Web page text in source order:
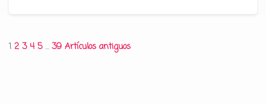
Paginación
1 2 3 4 5 … 39 Artículos antiguos